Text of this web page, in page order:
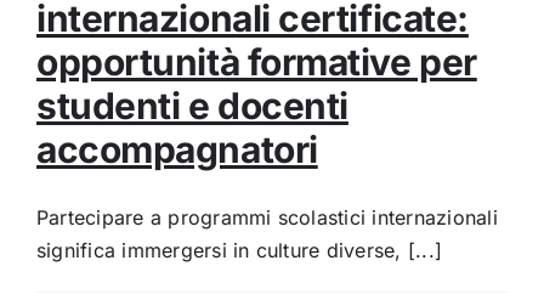
internazionali certificate:
opportunità formative per
studenti e docenti
accompagnatori
Partecipare a programmi scolastici internazionali
significa immergersi in culture diverse, [...]